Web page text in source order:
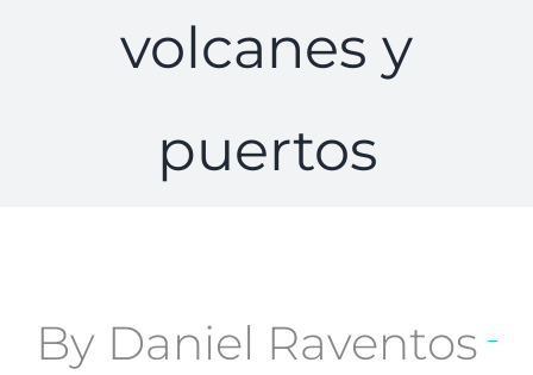
volcanes y
puertos
By Daniel Raventos